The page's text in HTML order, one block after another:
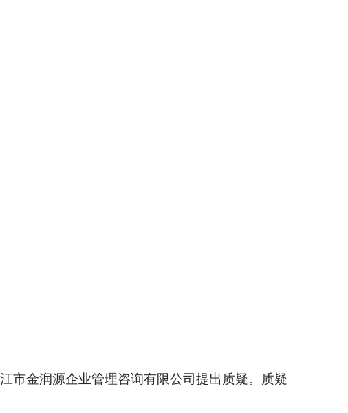
市金润源企业管理咨询有限公司提出质疑。质疑